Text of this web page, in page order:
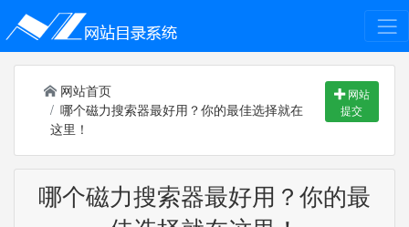
网站首页
哪个磁力搜索器最好用？你的最佳选择就在
这里！
网站
提交
哪个磁力搜索器最好用？你的最